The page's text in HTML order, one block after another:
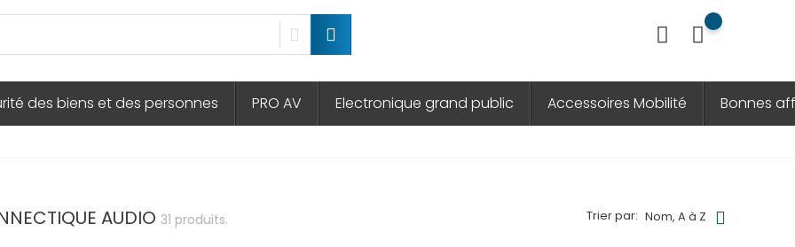
des biens et des personnes PRO AV Electronique grand public Accessoires Mobilité Bonnes
AUDIO31 produits. Trier par: Nom, A à Z